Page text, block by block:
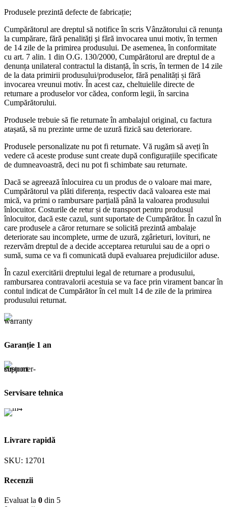
Produsele prezintă defecte de fabricație;
Cumpărătorul are dreptul să notifice în scris Vânzătorului că renunța
la cumpărare, fără penalități şi fără invocarea unui motiv, în termen
de 14 zile de la primirea produsului. De asemenea, în conformitate
cu art. 7 alin. 1 din O.G. 130/2000, Cumpărătorul are dreptul de a
denunța unilateral contractul la distanță, în scris, în termen de 14 zile
de la data primirii produsului/produselor, fără penalități și fără
invocarea vreunui motiv. În acest caz, cheltuielile directe de
returnare a produselor vor cădea, conform legii, în sarcina
Cumpărătorului.
Produsele trebuie să fie returnate în ambalajul original, cu factura
atașată, să nu prezinte urme de uzură fizică sau deteriorare.
Produsele personalizate nu pot fi returnate. Vă rugăm să aveți în
vedere că aceste produse sunt create după configurațiile specificate
de dumneavoastră, deci nu pot fi schimbate sau returnate.
Dacă se agreează înlocuirea cu un produs de o valoare mai mare,
Cumpărătorul va plăti diferența, respectiv dacă valoarea este mai
mică, va primi o rambursare parțială până la valoarea produsului
înlocuitor. Costurile de retur și de transport pentru produsul
înlocuitor, dacă este cazul, sunt suportate de Cumpărător. În cazul în
care produsele a căror returnare se solicită prezintă ambalaje
deteriorate sau incomplete, urme de uzură, zgârieturi, lovituri, ne
rezervăm dreptul de a decide acceptarea returului sau de a opri o
sumă, suma ce va fi comunicată după evaluarea prejudiciilor aduse.
În cazul exercitării dreptului legal de returnare a produsului,
rambursarea contravalorii acestuia se va face prin virament bancar în
contul indicat de Cumpărător în cel mult 14 de zile de la primirea
produsului returnat.
Garanție 1 an
Servisare tehnica
Livrare rapidă
SKU: 12701
Recenzii
Evaluat la 0 din 5